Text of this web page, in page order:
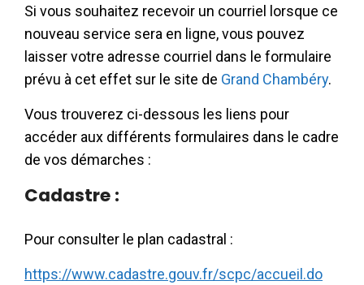
Si vous souhaitez recevoir un courriel lorsque ce
nouveau service sera en ligne, vous pouvez
laisser votre adresse courriel dans le formulaire
prévu à cet effet sur le site de Grand Chambéry.
Vous trouverez ci-dessous les liens pour
accéder aux différents formulaires dans le cadre
de vos démarches :
Cadastre :
Pour consulter le plan cadastral :
https://www.cadastre.gouv.fr/scpc/accueil.do